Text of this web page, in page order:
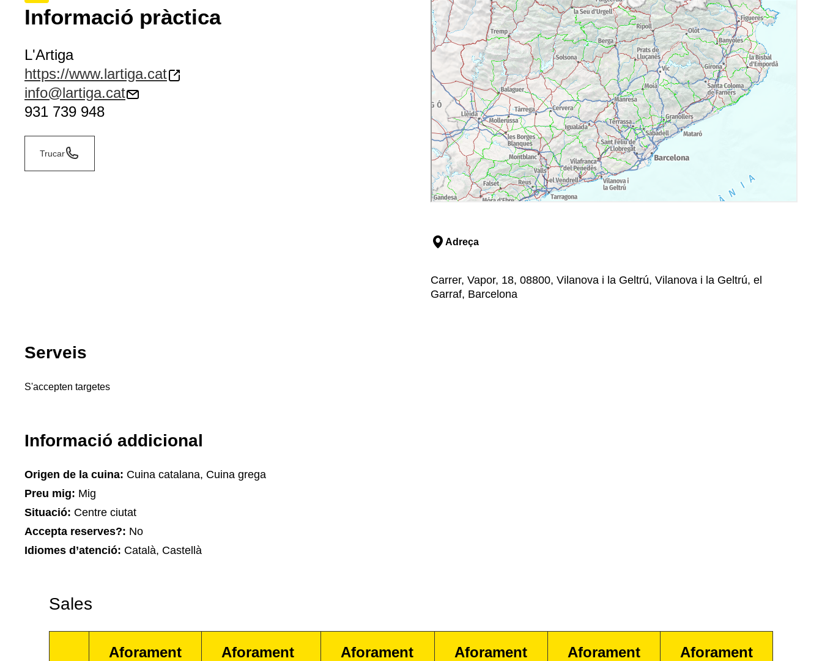
Informació pràctica
L'Artiga
https://www.lartiga.cat
info@lartiga.cat
931 739 948
Trucar
Adreça
Carrer, Vapor, 18, 08800, Vilanova i la Geltrú, Vilanova i la Geltrú, el
Garraf, Barcelona
Serveis
S'accepten targetes
Informació addicional
Origen de la cuina: Cuina catalana, Cuina grega
Preu mig: Mig
Situació: Centre ciutat
Accepta reserves?: No
Idiomes d’atenció: Català, Castellà
Sales
Aforament
Aforament
Aforament
Aforament
Aforament
Aforament